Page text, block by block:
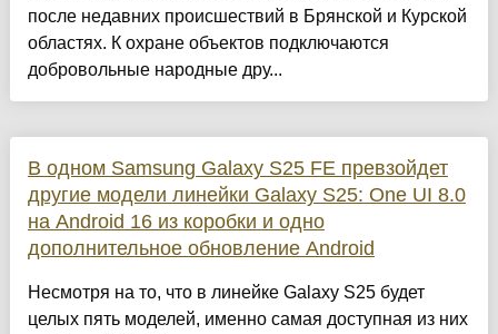
после недавних происшествий в Брянской и Курской
областях. К охране объектов подключаются
добровольные народные дру...
В одном Samsung Galaxy S25 FE превзойдет
другие модели линейки Galaxy S25: One UI 8.0
на Android 16 из коробки и одно
дополнительное обновление Android
Несмотря на то, что в линейке Galaxy S25 будет
целых пять моделей, именно самая доступная из них